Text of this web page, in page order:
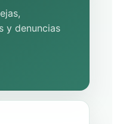
y denuncias